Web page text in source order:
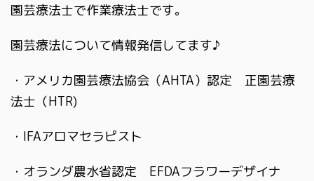
園芸療法士で作業療法士です。
園芸療法について情報発信してます♪
・アメリカ園芸療法協会（AHTA）認定 正園芸療
法士（HTR)
・IFAアロマセラピスト
・オランダ農水省認定 EFDAフラワーデザイナ